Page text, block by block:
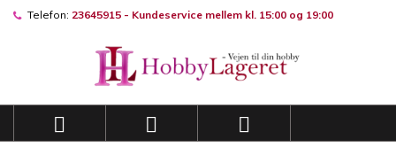
Telefon: 23645915 - Kundeservice mellem kl. 15:00 og 19:00
  
Opret en ny liste
((confirmMessage))
((cancelText)) ((modalDeleteText))
Du skal være logget på for at gemme produkter på din